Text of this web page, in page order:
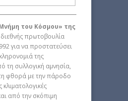
του Κόσμου» της
διεθνής πρωτοβουλία
για να προστατεύσει
της
τη συλλογική αμνησία,
φθορά με την πάροδο
από την σκόπιμη